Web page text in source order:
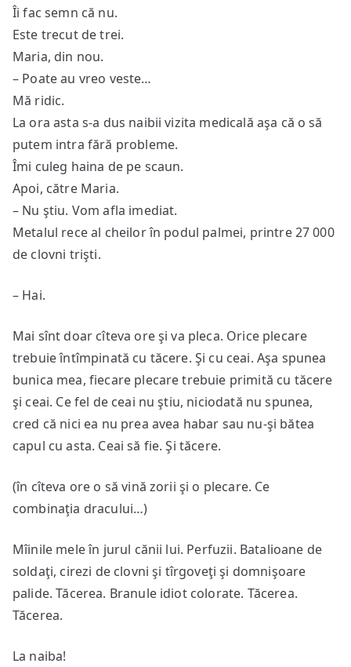
Îi fac semn că nu.
Este trecut de trei.
Maria, din nou.
– Poate au vreo veste…
Mă ridic.
La ora asta s-a dus naibii vizita medicală aşa că o să
putem intra fără probleme.
Îmi culeg haina de pe scaun.
Apoi, către Maria.
– Nu ştiu. Vom afla imediat.
Metalul rece al cheilor în podul palmei, printre 27 000
de clovni trişti.
– Hai.
Mai sînt doar cîteva ore şi va pleca. Orice plecare
trebuie întîmpinată cu tăcere. Şi cu ceai. Aşa spunea
bunica mea, fiecare plecare trebuie primită cu tăcere
şi ceai. Ce fel de ceai nu ştiu, niciodată nu spunea,
cred că nici ea nu prea avea habar sau nu-şi bătea
capul cu asta. Ceai să fie. Şi tăcere.
(în cîteva ore o să vină zorii şi o plecare. Ce
combinaţia dracului…)
Mîinile mele în jurul cănii lui. Perfuzii. Batalioane de
soldaţi, cirezi de clovni şi tîrgoveţi şi domnişoare
palide. Tăcerea. Branule idiot colorate. Tăcerea.
Tăcerea.
La naiba!